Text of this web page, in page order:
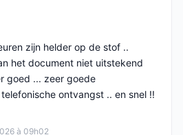
5
à 09h02
zijn helder op de stof ..
het document niet uitstekend
goed ... zeer goede
ontvangst .. en snel !!